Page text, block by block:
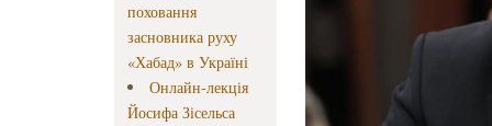
поховання
засновника руху
«Хабад» в Україні
Онлайн-лекція
Йосифа Зісельса